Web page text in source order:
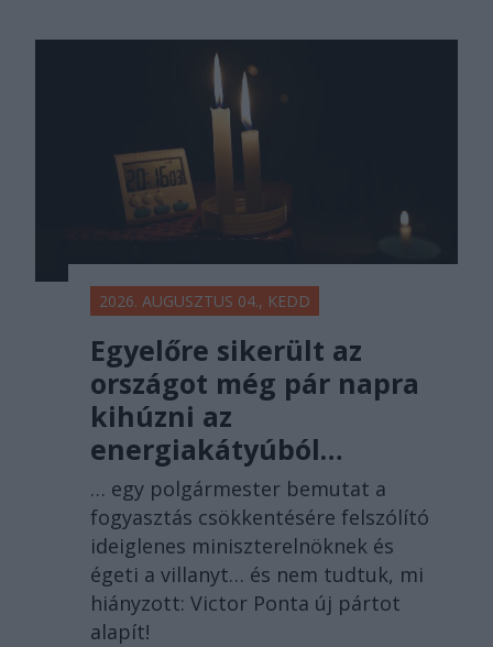
2026. AUGUSZTUS 04., KEDD
Egyelőre sikerült az
országot még pár napra
kihúzni az
energiakátyúból…
… egy polgármester bemutat a
fogyasztás csökkentésére felszólító
ideiglenes miniszterelnöknek és
égeti a villanyt… és nem tudtuk, mi
hiányzott: Victor Ponta új pártot
alapít!